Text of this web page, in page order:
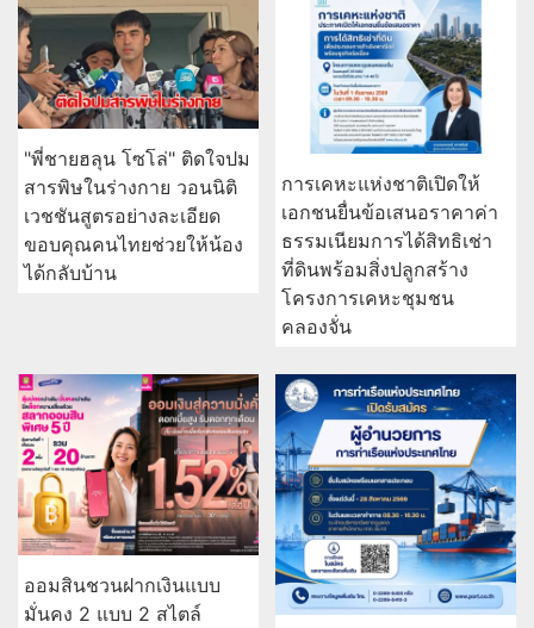
"พี่ชายฮลุน โซโล่" ติดใจปม
สารพิษในร่างกาย วอนนิติ
เวชชันสูตรอย่างละเอียด
ขอบคุณคนไทยช่วยให้น้อง
ได้กลับบ้าน
การเคหะแห่งชาติเปิดให้
เอกชนยื่นข้อเสนอราคาค่า
ธรรมเนียมการได้สิทธิเช่า
ที่ดินพร้อมสิ่งปลูกสร้าง
โครงการเคหะชุมชน
คลองจั่น
ออมสินชวนฝากเงินแบบ
มั่นคง 2 แบบ 2 สไตล์